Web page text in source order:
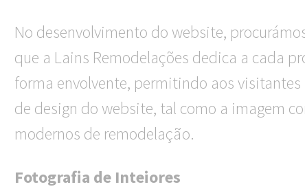
No desenvolvimento do website,
que a Lains Remodelações dedica a cada
forma envolvente, permitindo aos
de design do website, tal como a imagem
modernos de remodelação.
Fotografia de Inteiores